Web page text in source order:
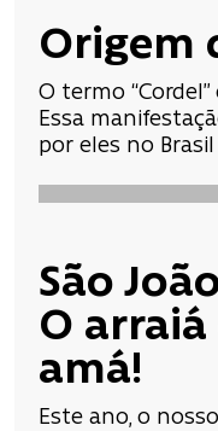
Origem
O termo
Essa
por eles no
São
O arraiá
amá!
Este ano, o